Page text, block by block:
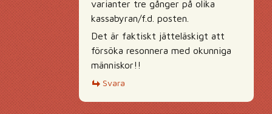
varianter tre gånger på olika
kassabyran/f.d. posten.
Det är faktiskt jätteläskigt att
försöka resonnera med okunniga
människor!!
Svara